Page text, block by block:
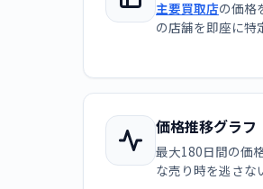
主要買取店の価格
の店舗を即座に特
価格推移グラフ
最大180日間の価
な売り時を逃さな